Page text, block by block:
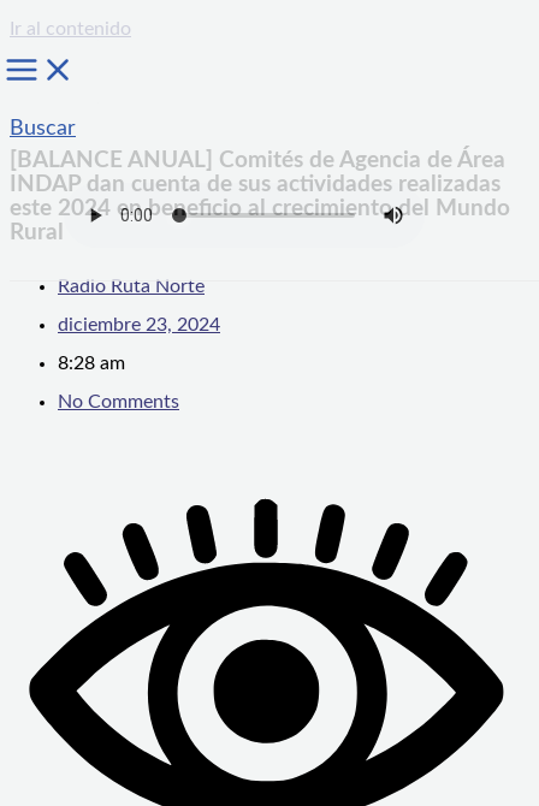
Ir al contenido
Buscar
[BALANCE ANUAL] Comités de Agencia de Área
INDAP dan cuenta de sus actividades realizadas
este 2024 en beneficio al crecimiento del Mundo
Rural
Radio Ruta Norte
diciembre 23, 2024
8:28 am
No Comments